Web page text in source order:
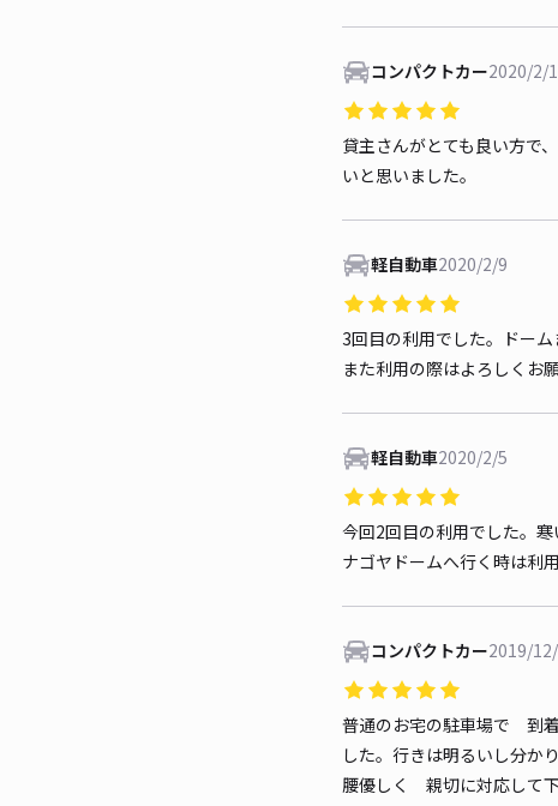
コンパクトカー2020/2/
貸主さんがとても良い方で
いと思いました。
軽自動車2020/2/9
3回目の利用でした。ドー
また利用の際はよろしくお
軽自動車2020/2/5
今回2回目の利用でした。寒
ナゴヤドームへ行く時は利
コンパクトカー2019/
普通のお宅の駐車場で 到
した。行きは明るいし分
腰優しく 親切に対応して